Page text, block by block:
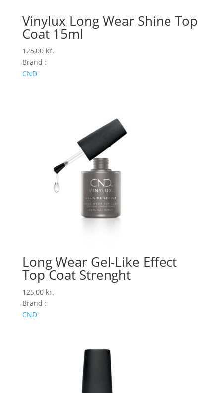
Vinylux Long Wear Shine Top
Coat 15ml
125,00 kr.
Brand :
CND
Long Wear Gel-Like Effect
Top Coat Strenght
125,00 kr.
Brand :
CND